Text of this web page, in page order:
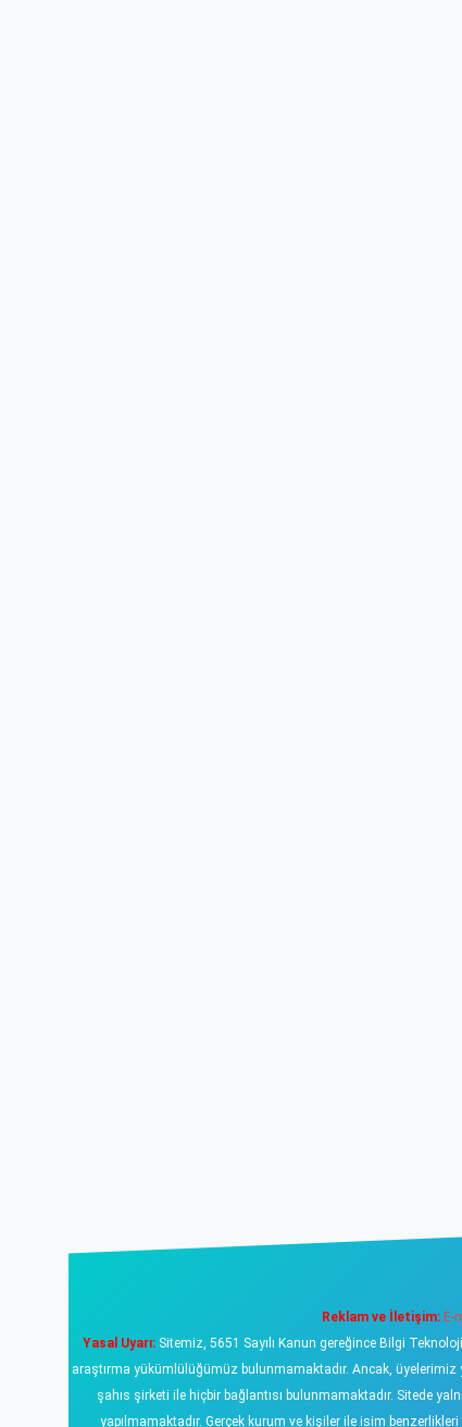
Reklam ve İletişim: E-
Yasal Uyarı:Sitemiz, 5651 Sayılı Kanun gereğince Bilgi
araştırma yükümlülüğümüz bulunmamaktadır. Ancak,
şahıs şirketi ile hiçbir bağlantısı bulunmamaktadır. Sitede
yapılmamaktadır. Gerçek kurum ve kişiler ile isim